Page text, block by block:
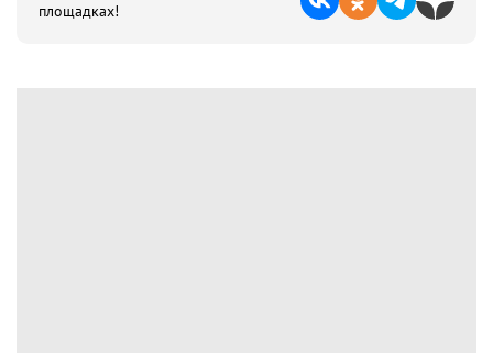
площадках!